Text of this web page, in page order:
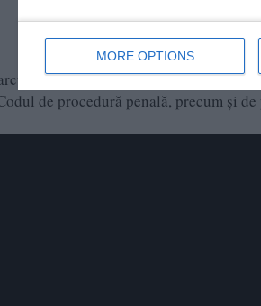
MORE OPTIONS
întregului proces penal,
de procedură penală, precum și